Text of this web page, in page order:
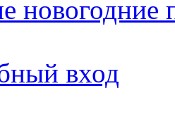
новогодние
вход